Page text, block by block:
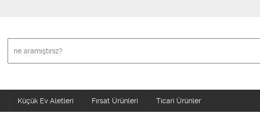
Küçük Ev Aletleri Fırsat Ürünleri Ticari Ürünler